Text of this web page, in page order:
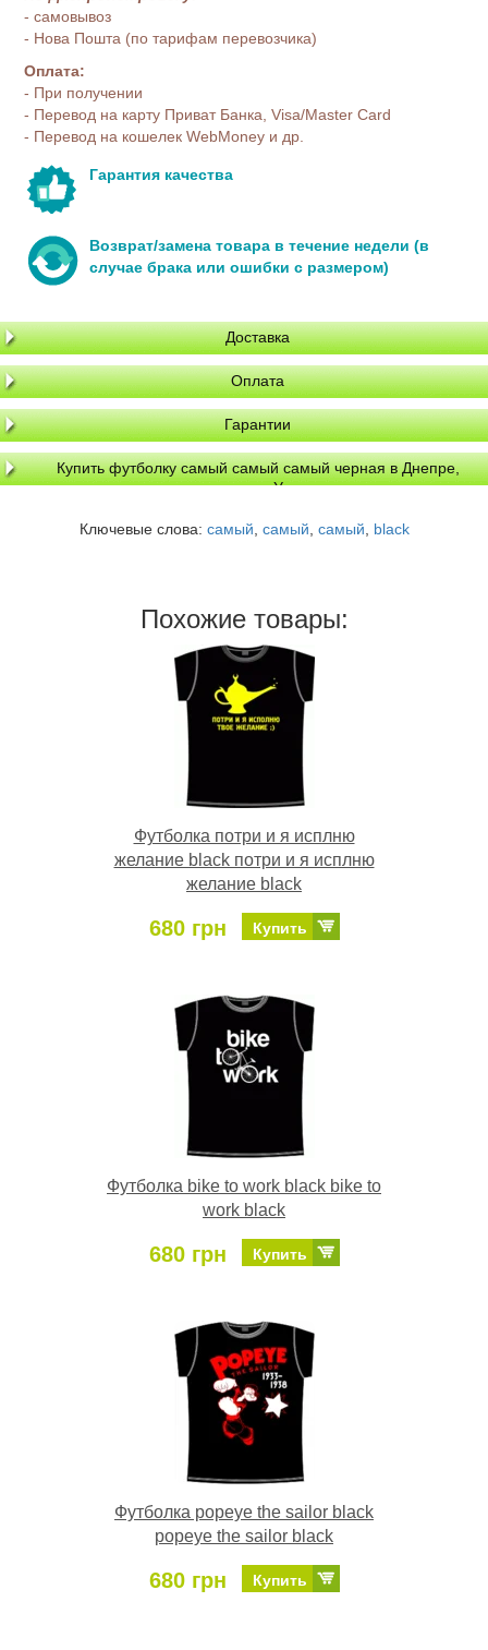
- самовывоз
- Нова Пошта (по тарифам перевозчика)
Оплата:
- При получении
- Перевод на карту Приват Банка, Visa/Master Card
- Перевод на кошелек WebMoney и др.
Гарантия качества
Возврат/замена товара в течение недели (в
случае брака или ошибки с размером)
Доставка
Оплата
Гарантии
Купить футболку самый самый самый черная в Днепре,
доставка по Украине
Ключевые слова: самый, самый, самый, black
Похожие товары:
Футболка потри и я исплню
желание black потри и я исплню
желание black
680 грн Купить
Футболка bike to work black bike to
work black
680 грн Купить
Футболка popeye the sailor black
popeye the sailor black
680 грн Купить